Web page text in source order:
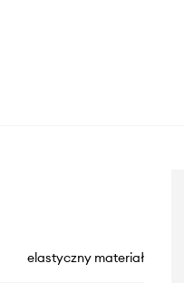
elastyczny materiał